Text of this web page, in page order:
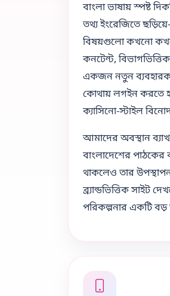
বাংলা ভাষায় স্পষ্ট
তথ্য ইংরেজিতে
বিষয়গুলো কখনো
কনটেন্ট,
একজন নতুন
কোথায় লগইন করতে
ক্যাসিনো-স্টাইল
আমাদের অবস্থান
বাংলাদেশের পাঠকের
থাকলেও তার
ব্র্যান্ডভিত্তিক সাইট
পরিকল্পনার একটি